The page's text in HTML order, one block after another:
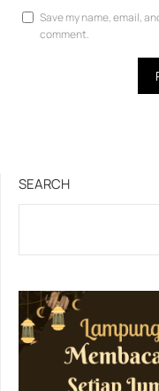
Save my name, email,
comment.
SEARCH